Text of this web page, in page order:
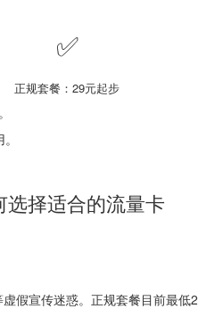
✅
正规套餐：29元起步
选择适合的流量卡
宣传迷惑。正规套餐目前最低